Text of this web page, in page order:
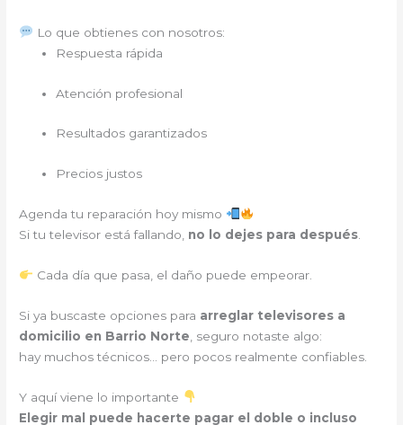
Lo que obtienes con nosotros:
Respuesta rápida
Atención profesional
Resultados garantizados
Precios justos
Agenda tu reparación hoy mismo
Si tu televisor está fallando, no lo dejes para después
Cada día que pasa, el daño puede empeorar.
Si ya buscaste opciones para arreglar televisores a
domicilio en Barrio Norte , seguro notaste algo:
hay muchos técnicos… pero pocos realmente confiables.
Y aquí viene lo importante
Elegir mal puede hacerte pagar el doble o incluso